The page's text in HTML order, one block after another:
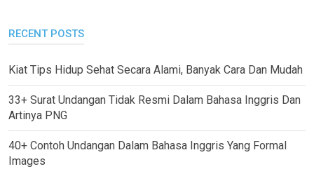
RECENT POSTS
Kiat Tips Hidup Sehat Secara Alami, Banyak Cara Dan Mudah
33+ Surat Undangan Tidak Resmi Dalam Bahasa Inggris Dan
Artinya PNG
40+ Contoh Undangan Dalam Bahasa Inggris Yang Formal
Images